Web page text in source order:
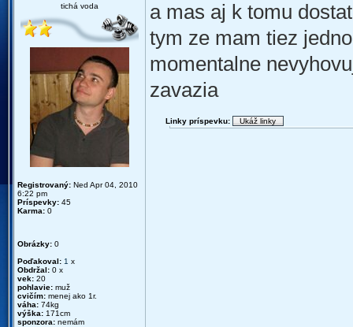
tichá voda
Registrovaný: Ned Apr 04, 2010
6:22 pm
Príspevky: 45
Karma: 0
Obrázky: 0
Poďakoval: 1 x
Obdržal: 0 x
vek: 20
pohlavie: muž
cvičím: menej ako 1r.
váha: 74kg
výška: 171cm
sponzora: nemám
a mas aj k tomu
tym ze mam tiez
momentalne
zavazia
Linky príspevku: